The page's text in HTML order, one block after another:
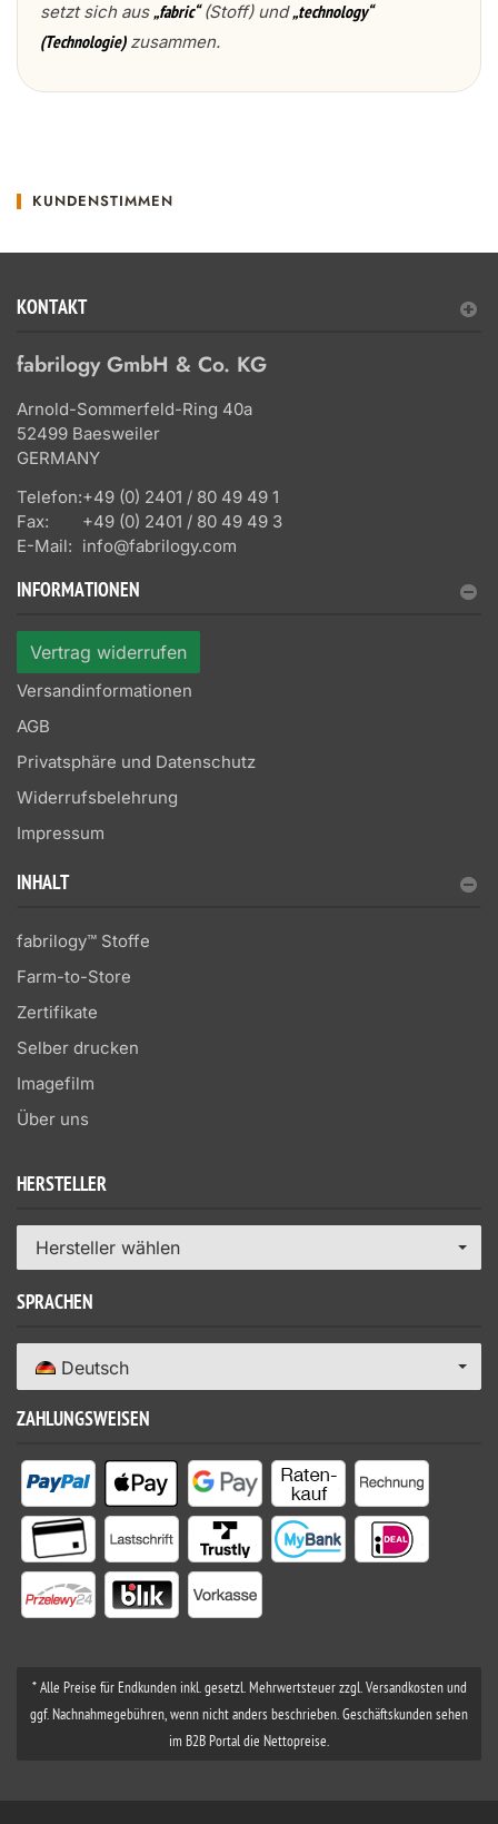
setzt sich aus„fabric“(Stoff) und„technology“
(Technologie)zusammen.
KUNDENSTIMMEN
KONTAKT
fabrilogy GmbH & Co. KG
Arnold-Sommerfeld-Ring 40a
52499 Baesweiler
GERMANY
Telefon:+49 (0) 2401 / 80 49 49 1
Fax:
+49 (0) 2401 / 80 49 49 3
E-Mail: info@fabrilogy.com
INFORMATIONEN
Vertrag widerrufen
Versandinformationen
AGB
Privatsphäre und Datenschutz
Widerrufsbelehrung
Impressum
INHALT
fabrilogy™ Stoffe
Farm-to-Store
Zertifikate
Selber drucken
Imagefilm
Über uns
HERSTELLER
Hersteller wählen
SPRACHEN
Deutsch
ZAHLUNGSWEISEN
* Alle Preise für Endkunden inkl. gesetzl. Mehrwertsteuer zzgl. Versandkosten und
ggf. Nachnahmegebühren, wenn nicht anders beschrieben. Geschäftskunden sehen
im B2B Portal die Nettopreise.